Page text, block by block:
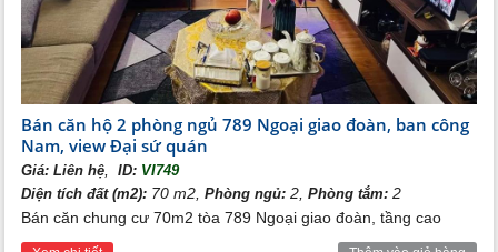
Bán căn hộ 2 phòng ngủ 789 Ngoại giao đoàn, ban công
Nam, view Đại sứ quán
Giá:Liên hệ ID: VI749
Diện tích đất (m2): 70 m2,Phòng ngủ: 2,Phòng tắm: 2
Bán căn chung cư 70m2 tòa 789 Ngoại giao đoàn, tầng cao